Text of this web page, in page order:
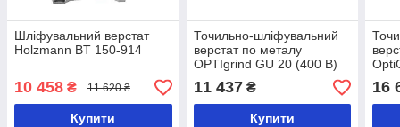
Шліфувальний верстат
Holzmann BT 150-914
10 458 ₴ 11 620 ₴
Купити
Точильно-шліфувальний
верстат по металу
OPTIgrind GU 20 (400 В)
11 437₴
Купити
16